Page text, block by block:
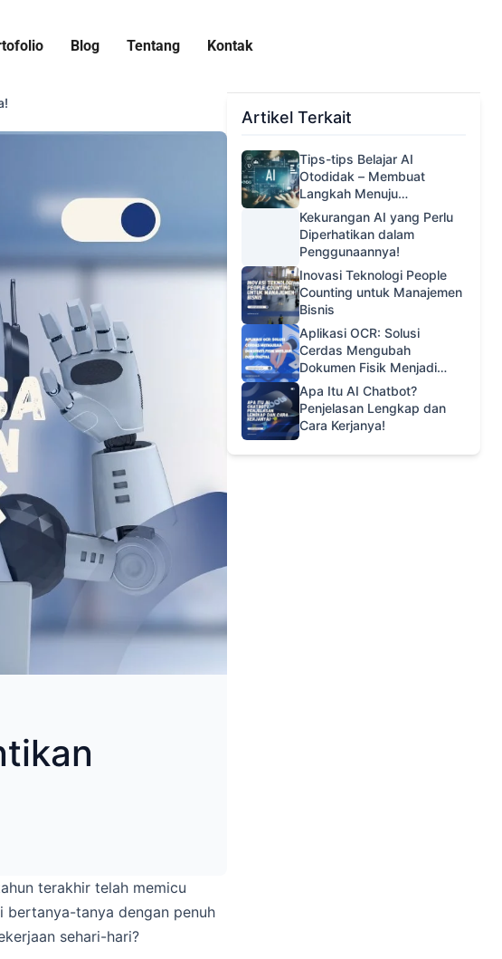
Blog Tentang Kontak
terakhir telah memicu
bertanya-tanya dengan penuh
sehari-hari?
Artikel Terkait
Tips-tips Belajar AI
Otodidak – Membuat
Langkah Menuju
Kecerdasan Buatan
Kekurangan AI yang Perlu
Diperhatikan dalam
Penggunaannya!
Inovasi Teknologi People
Counting untuk Manajemen
Bisnis
Aplikasi OCR: Solusi
Cerdas Mengubah
Dokumen Fisik Menjadi
Data Digital
Apa Itu AI Chatbot?
Penjelasan Lengkap dan
Cara Kerjanya!